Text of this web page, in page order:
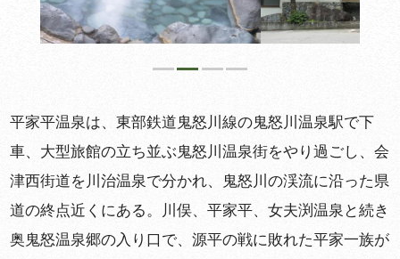
平家平温泉は、東部鉄道鬼怒川線の鬼怒川温泉駅で下
車、大型旅館の立ち並ぶ鬼怒川温泉街をやり過ごし、会
津西街道を川治温泉で分かれ、鬼怒川の渓流に沿った県
道の終点近くにある。川俣、平家平、女夫渕温泉と続き
奥鬼怒温泉郷の入り口で、源平の戦に敗れた平家一族が